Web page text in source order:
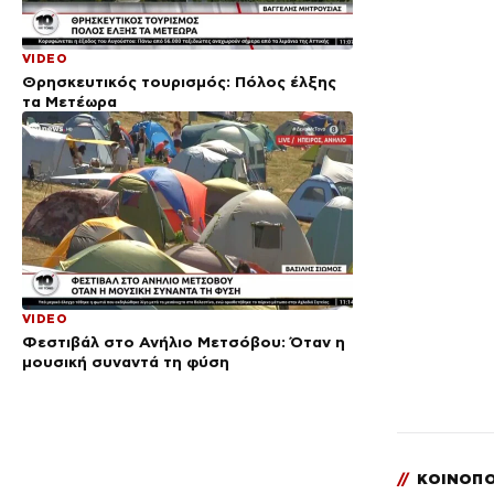
VIDEO
Θρησκευτικός τουρισμός: Πόλος έλξης
τα Μετέωρα
VIDEO
Φεστιβάλ στο Ανήλιο Μετσόβου: Όταν η
μουσική συναντά τη φύση
//